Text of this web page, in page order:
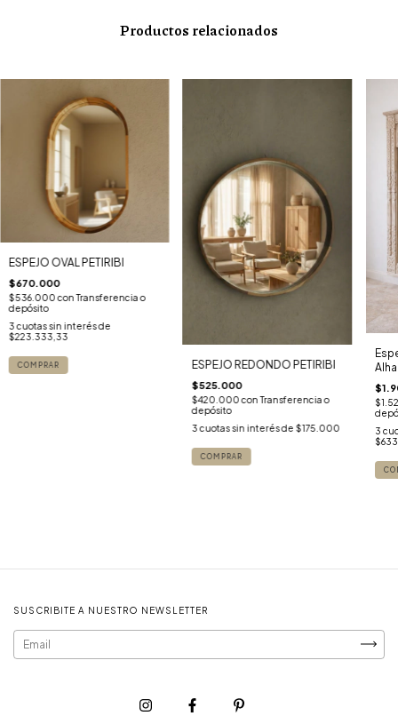
Productos relacionados
ESPEJO OVAL PETIRIBI
$670.000
$536.000con Transferencia o
depósito
3 cuotas sin interés de
$223.333,33
COMPRAR ESPEJO REDONDO PETIRIBI
$525.000
$420.000con Transferencia o
depósito
3 cuotas sin interés de $175.000
COMPRAR
3
SUSCRIBITE A NUESTRO NEWSLETTER